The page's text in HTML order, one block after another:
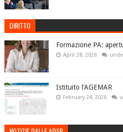
DIRITTO
Formazione PA:
April 28, 2026
Istituito l'AGEMAR
February 24, 2026